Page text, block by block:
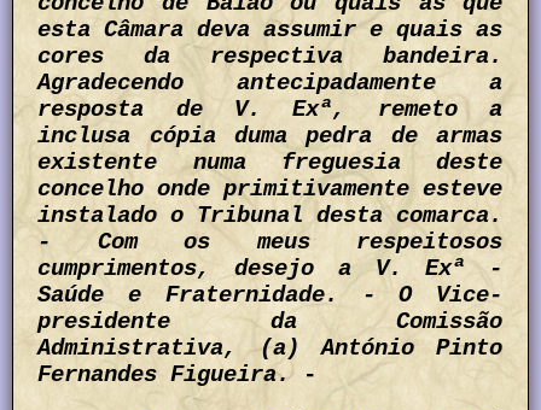
esta Câmara deva assumir e quais as
cores da respectiva bandeira.
Agradecendo antecipadamente a
resposta de V. Exª, remeto a
inclusa cópia duma pedra de armas
existente numa freguesia deste
concelho onde primitivamente esteve
instalado o Tribunal desta comarca.
- Com os meus respeitosos
cumprimentos, desejo a V. Exª -
Saúde e Fraternidade. - O Vice-
presidente da Comissão
Administrativa, (a) António Pinto
Fernandes Figueira.-